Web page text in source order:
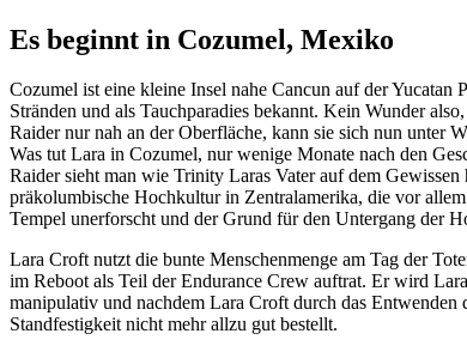
Es beginnt in Cozumel, Mexiko
Cozumel ist eine kleine Insel nahe Cancun auf der
Stränden und als Tauchparadies bekannt. Kein Wunder
Raider nur nah an der Oberfläche, kann sie sich nun unter
Was tut Lara in Cozumel, nur wenige Monate nach den
Raider sieht man wie Trinity Laras Vater auf dem
präkolumbische Hochkultur in Zentralamerika, die vor
Tempel unerforscht und der Grund für den Untergang der
Lara Croft nutzt die bunte Menschenmenge am Tag der
im Reboot als Teil der Endurance Crew auftrat. Er wird
manipulativ und nachdem Lara Croft durch das Entwenden
Standfestigkeit nicht mehr allzu gut bestellt.